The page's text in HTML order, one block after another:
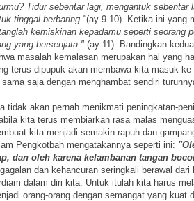
Tidur sebentar lagi, mengantuk sebentar
tinggal berbaring."(ay 9-10). Ketika ini yang
kemiskinan kepadamu seperti seorang
yang bersenjata." (ay 11). Bandingkan
masalah kemalasan merupakan hal yang
terus dipupuk akan membawa kita masuk
sama saja dengan menghambat sendiri
tidak akan pernah menikmati peningkatan-
kita terus membiarkan rasa malas
kita menjadi semakin rapuh dan
Pengkotbah mengatakannya seperti ini:
dan oleh karena kelambanan tangan
dan kehancuran seringkali berawal
dalam diri kita. Untuk itulah kita harus
orang-orang dengan semangat yang kuat